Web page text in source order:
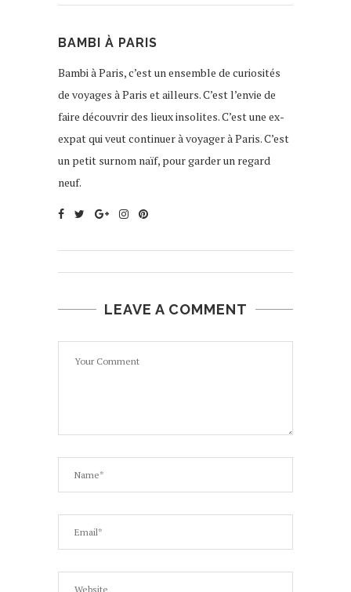
BAMBI À PARIS
Bambi à Paris, c’est un ensemble de curiosités
de voyages à Paris et ailleurs. C’est l’envie de
faire découvrir des lieux insolites. C’est une ex-
expat qui veut continuer à voyager à Paris. C’est
un petit surnom naïf, pour garder un regard
neuf.
LEAVE A COMMENT